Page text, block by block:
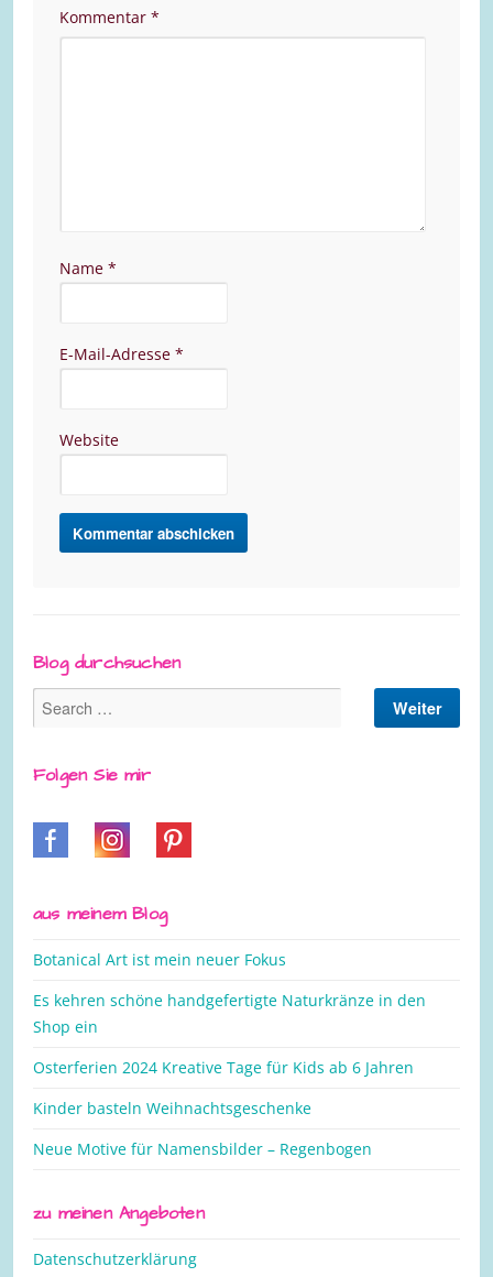
Kommentar *
Name *
E-Mail-Adresse *
Website
Blog durchsuchen
Folgen Sie mir
aus meinem Blog
Botanical Art ist mein neuer Fokus
Es kehren schöne handgefertigte Naturkränze in den
Shop ein
Osterferien 2024 Kreative Tage für Kids ab 6 Jahren
Kinder basteln Weihnachtsgeschenke
Neue Motive für Namensbilder – Regenbogen
zu meinen Angeboten
Datenschutzerklärung